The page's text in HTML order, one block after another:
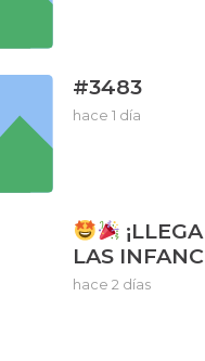
#3483
hace 1 día
LAS
hace 2 días